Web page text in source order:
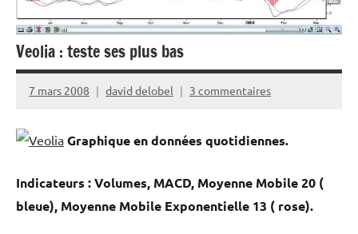
Veolia : teste ses plus bas
7 mars 2008 david delobel 3 commentaires
Graphique en données quotidiennes.
Indicateurs : Volumes, MACD, Moyenne Mobile 20 (
bleue), Moyenne Mobile Exponentielle 13 ( rose).